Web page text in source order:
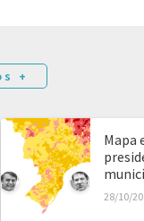
+
Mapa
28/10/